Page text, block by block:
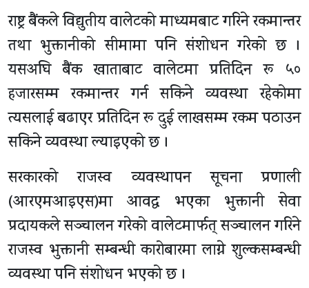
राष्ट्र बैंकले विद्युतीय वालेटको माध्यमबाट गरिने रकमान्तर
तथा भुक्तानीको सीमामा पनि संशोधन गरेको छ ।
यसअघि बैंक खाताबाट वालेटमा प्रतिदिन रू ५०
हजारसम्म रकमान्तर गर्न सकिने व्यवस्था रहेकोमा
त्यसलाई बढाएर प्रतिदिन रू दुई लाखसम्म रकम पठाउन
सकिने व्यवस्था ल्याइएको छ ।
सरकारको राजस्व व्यवस्थापन सूचना प्रणाली
(आरएमआइएस)मा आवद्ध भएका भुक्तानी सेवा
प्रदायकले सञ्चालन गरेको वालेटमार्फत् सञ्चालन गरिने
राजस्व भुक्तानी सम्बन्धी कारोबारमा लाग्ने शुल्कसम्बन्धी
व्यवस्था पनि संशोधन भएको छ ।